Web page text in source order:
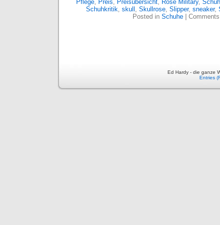
Pflege, Preis, Preisübersicht, Rose Military, Schuh
Schuhkritik, skull , Skullrose, Slipper, sneaker,
Posted in Schuhe|
Ed Hardy - die ganze
Entries